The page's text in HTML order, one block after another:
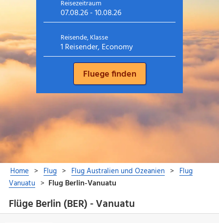
Flüge Berlin (BER) - Vanuatu